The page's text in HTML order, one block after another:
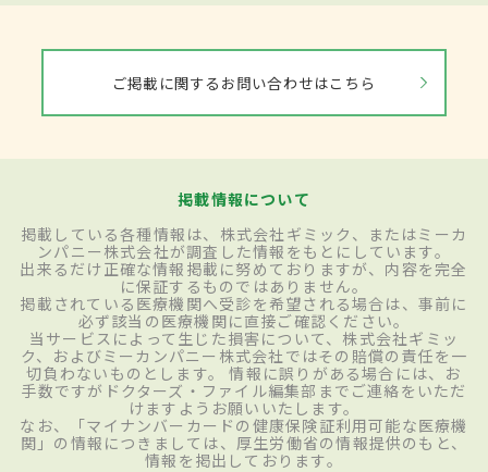
ご掲載に関するお問い合わせはこちら
掲載情報について
掲載している各種情報は、株式会社ギミック、またはミーカ
ンパニー株式会社が調査した情報をもとにしています。
出来るだけ正確な情報掲載に努めておりますが、内容を完全
に保証するものではありません。
掲載されている医療機関へ受診を希望される場合は、事前に
必ず該当の医療機関に直接ご確認ください。
当サービスによって生じた損害について、株式会社ギミッ
ク、およびミーカンパニー株式会社ではその賠償の責任を一
切負わないものとします。 情報に誤りがある場合には、お
手数ですがドクターズ・ファイル編集部までご連絡をいただ
けますようお願いいたします。
なお、「マイナンバーカードの健康保険証利用可能な医療機
関」の情報につきましては、厚生労働省の情報提供のもと、
情報を掲出しております。